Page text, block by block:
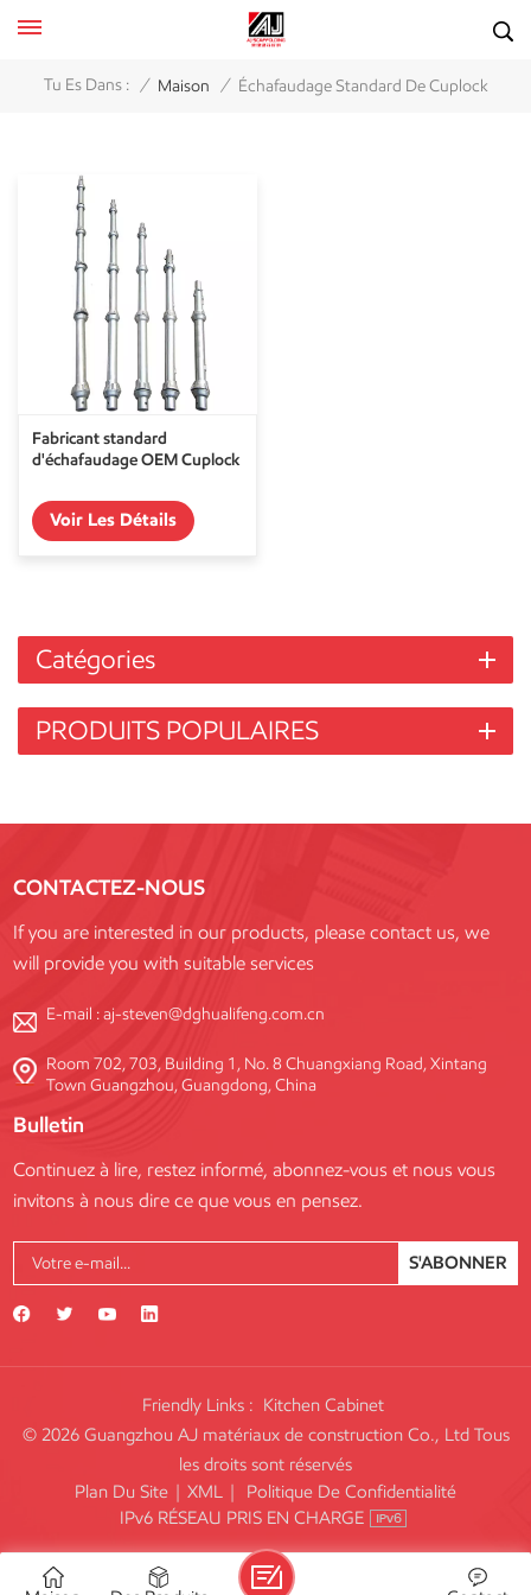
Tu Es Dans : / Maison / Échafaudage Standard De Cuplock
Fabricant standard
d'échafaudage OEM Cuplock
Voir Les Détails
Catégories
PRODUITS POPULAIRES
CONTACTEZ-NOUS
If you are interested in our products, please contact us, we
will provide you with suitable services
E-mail :aj-steven@dghualifeng.com.cn
Room 702, 703, Building 1, No. 8 Chuangxiang Road, Xintang
Town Guangzhou, Guangdong, China
Bulletin
Continuez à lire, restez informé, abonnez-vous et nous vous
invitons à nous dire ce que vous en pensez.
S'ABONNER
Friendly Links : Kitchen Cabinet
© 2026 Guangzhou AJ matériaux de construction Co., Ltd Tous
les droits sont réservés
Plan Du Site | XML |
Politique De Confidentialité
IPv6 RÉSEAU PRIS EN CHARGE